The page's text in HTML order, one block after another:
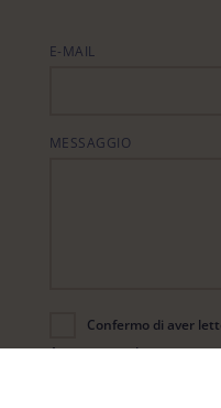
E-MAIL
MESSAGGIO
SI PREGA DI LASCIARE
Confermo di aver
Acconsento al